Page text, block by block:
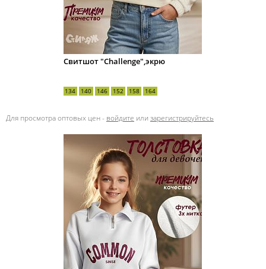
Свитшот "Challenge",экрю
134 140 146 152 158 164
Для просмотра оптовых цен - войдите или зарегистрируйтесь